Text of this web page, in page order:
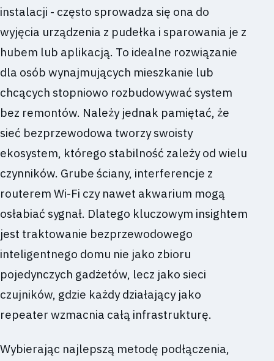
instalacji - często sprowadza się ona do
wyjęcia urządzenia z pudełka i sparowania je z
hubem lub aplikacją. To idealne rozwiązanie
dla osób wynajmujących mieszkanie lub
chcących stopniowo rozbudowywać system
bez remontów. Należy jednak pamiętać, że
sieć bezprzewodowa tworzy swoisty
ekosystem, którego stabilność zależy od wielu
czynników. Grube ściany, interferencje z
routerem Wi-Fi czy nawet akwarium mogą
osłabiać sygnał. Dlatego kluczowym insightem
jest traktowanie bezprzewodowego
inteligentnego domu nie jako zbioru
pojedynczych gadżetów, lecz jako sieci
czujników, gdzie każdy działający jako
repeater wzmacnia całą infrastrukturę.
Wybierając najlepszą metodę podłączenia,